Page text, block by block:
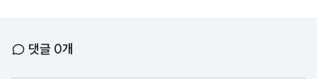
댓글 0개